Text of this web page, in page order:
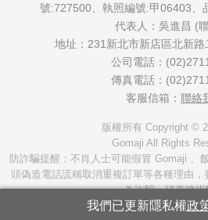
號:727500、執照編號:甲06403、
代表人：吳進昌 (
地址：231新北市新店區北新
公司電話：
傳真電話：
客服信箱： 聯絡
版權所有 Copyright ©
Gomaji All Rights
防詐騙提醒：不肖人士可能假冒 Gomaji 、
頭偽造電話謊稱取消重複訂單等各種理由
為詐騙，請直接掛
我們已更新隱私權政